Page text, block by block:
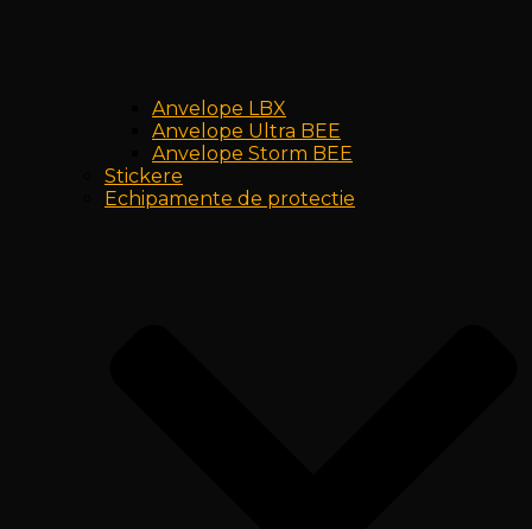
Anvelope LBX
Anvelope Ultra BEE
Anvelope Storm BEE
Stickere
Echipamente de protectie